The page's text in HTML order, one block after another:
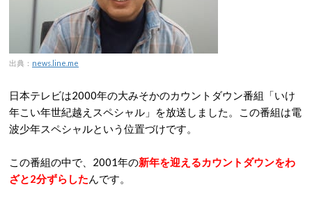
出典： news.line.me
日本テレビは2000年の大みそかのカウントダウン番組「いけ
年こい年世紀越えスペシャル」を放送しました。この番組は電
波少年スペシャルという位置づけです。
この番組の中で、2001年の新年を迎えるカウントダウンをわ
ざと2分ずらしたんです。